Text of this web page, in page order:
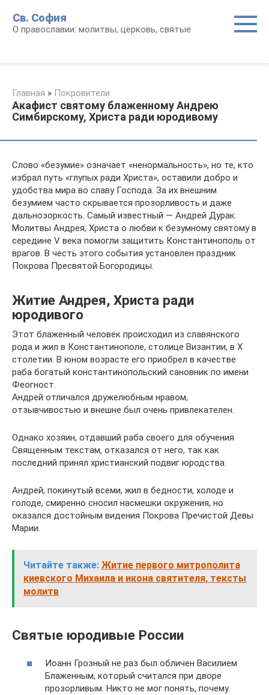
контенту
Св. София
О православии: молитвы, церковь, святые
Главная » Покровители
Акафист святому блаженному Андрею
Симбирскому, Христа ради юродивому
Слово «безумие» означает «ненормальность», но те, кто
избрал путь «глупых ради Христа», оставили добро и
удобства мира во славу Господа. За их внешним
безумием часто скрывается прозорливость и даже
дальнозоркость. Самый известный — Андрей Дурак.
Молитвы Андрея, Христа о любви к безумному святому в
середине V века помогли защитить Константинополь от
врагов. В честь этого события установлен праздник
Покрова Пресвятой Богородицы.
Житие Андрея, Христа ради
юродивого
Этот блаженный человек происходил из славянского
рода и жил в Константинополе, столице Византии, в X
столетии. В юном возрасте его приобрел в качестве
раба богатый константинопольский сановник по имени
Феогност.
Андрей отличался дружелюбным нравом,
отзывчивостью и внешне был очень привлекателен.
Однако хозяин, отдавший раба своего для обучения
Священным текстам, отказался от него, так как
последний принял христианский подвиг юродства.
Андрей, покинутый всеми, жил в бедности, холоде и
голоде, смиренно сносил насмешки окружения, но
оказался достойным видения Покрова Пречистой Девы
Марии.
Читайте также: Житие первого митрополита
киевского Михаила и икона святителя, тексты
молитв
Святые юродивые России
Иоанн Грозный не раз был обличен Василием
Блаженным, который считался при дворе
прозорливым. Никто не мог понять, почему